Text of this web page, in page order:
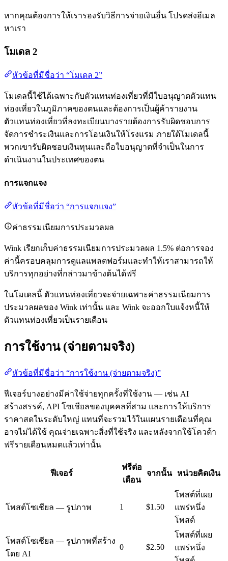
หากคุณต้องการให้เรารองรับวิธีการจ่ายเงินอื่น โปรดส่งอีเมล
หาเรา
โมเดล 2
หัวข้อที่มีชื่อว่า “โมเดล 2”
โมเดลนี้ใช้ได้เฉพาะกับตัวแทนท่องเที่ยวที่มีใบอนุญาตตัวแทน
ท่องเที่ยวในภูมิภาคของตนและต้องการเป็นผู้ค้ารายงาน
ตัวแทนท่องเที่ยวที่ลงทะเบียนบางรายต้องการรับผิดชอบการ
จัดการชำระเงินและการโอนเงินให้โรงแรม ภายใต้โมเดลนี้
พวกเขารับผิดชอบเงินทุนและถือใบอนุญาตที่จำเป็นในการ
ดำเนินงานในประเทศของตน
การแจกแจง
หัวข้อที่มีชื่อว่า “การแจกแจง”
ค่าธรรมเนียมการประมวลผล
Wink เรียกเก็บค่าธรรมเนียมการประมวลผล 1.5% ต่อการจอง
ค่านี้ครอบคลุมการดูแลแพลตฟอร์มและทำให้เราสามารถให้
บริการทุกอย่างที่กล่าวมาข้างต้นได้ฟรี
ในโมเดลนี้ ตัวแทนท่องเที่ยวจะจ่ายเฉพาะค่าธรรมเนียมการ
ประมวลผลของ Wink เท่านั้น และ Wink จะออกใบแจ้งหนี้ให้
ตัวแทนท่องเที่ยวเป็นรายเดือน
การใช้งาน (จ่ายตามจริง)
หัวข้อที่มีชื่อว่า “การใช้งาน (จ่ายตามจริง)”
ฟีเจอร์บางอย่างมีค่าใช้จ่ายทุกครั้งที่ใช้งาน — เช่น AI
สร้างสรรค์, API โซเชียลของบุคคลที่สาม และการให้บริการ
ราคาสดในระดับใหญ่ แทนที่จะรวมไว้ในแผนรายเดือนที่คุณ
อาจไม่ได้ใช้ คุณจ่ายเฉพาะสิ่งที่ใช้จริง และหลังจากใช้โควต้า
ฟรีรายเดือนหมดแล้วเท่านั้น
ฟีเจอร์
ฟรีต่อ
เดือน
จากนั้น หน่วยคิดเงิน
โพสต์โซเชียล — รูปภาพ 1 $1.50
โพสต์ที่เผย
แพร่หนึ่ง
โพสต์
โพสต์โซเชียล — รูปภาพที่สร้าง
โดย AI
0 $2.50
โพสต์ที่เผย
แพร่หนึ่ง